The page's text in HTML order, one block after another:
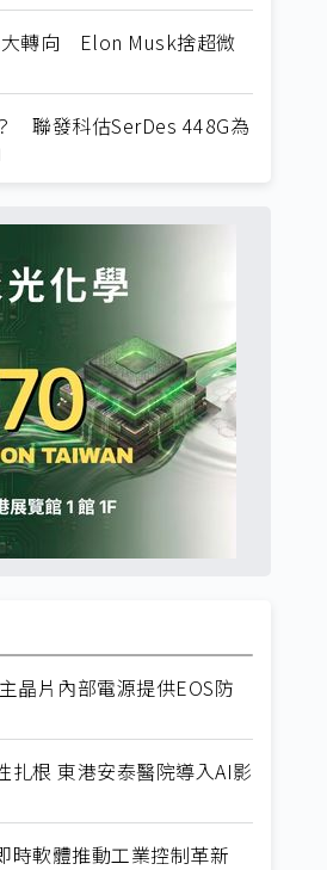
大轉向 Elon Musk捨超微
聯發科估SerDes 448G為
晶片內部電源提供EOS防
扎根 東港安泰醫院導入AI影
時軟體推動工業控制革新